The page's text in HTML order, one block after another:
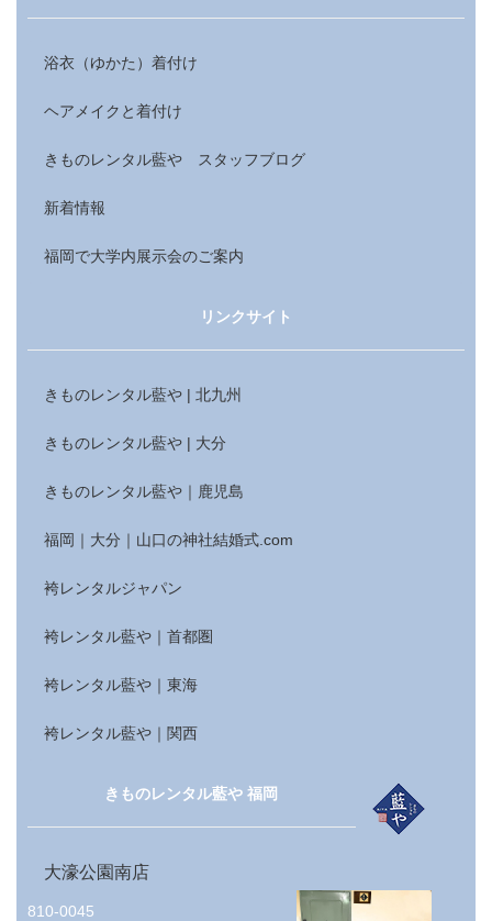
浴衣（ゆかた）着付け
ヘアメイクと着付け
きものレンタル藍や スタッフブログ
新着情報
福岡で大学内展示会のご案内
リンクサイト
きものレンタル藍や | 北九州
きものレンタル藍や | 大分
きものレンタル藍や｜鹿児島
福岡｜大分｜山口の神社結婚式.com
袴レンタルジャパン
袴レンタル藍や｜首都圏
袴レンタル藍や｜東海
袴レンタル藍や｜関西
きものレンタル藍や 福岡
大濠公園南店
810-0045